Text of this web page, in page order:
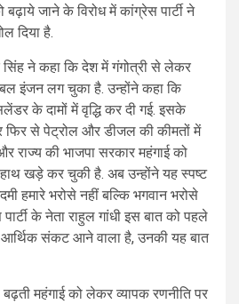
बढ़ाये जाने के विरोध में कांग्रेस पार्टी ने
दिया है.
सिंह ने कहा कि देश में गंगोत्री से लेकर
इंजन लग चुका है. उन्होंने कहा कि
के दामों में वृद्धि कर दी गई. इसके
फिर से पेट्रोल और डीजल की कीमतों में
राज्य की भाजपा सरकार महंगाई को
खड़े कर चुकी है. अब उन्होंने यह स्पष्ट
हमारे भरोसे नहीं बल्कि भगवान भरोसे
के नेता राहुल गांधी इस बात को पहले
संकट आने वाला है, उनकी यह बात
महंगाई को लेकर व्यापक रणनीति पर